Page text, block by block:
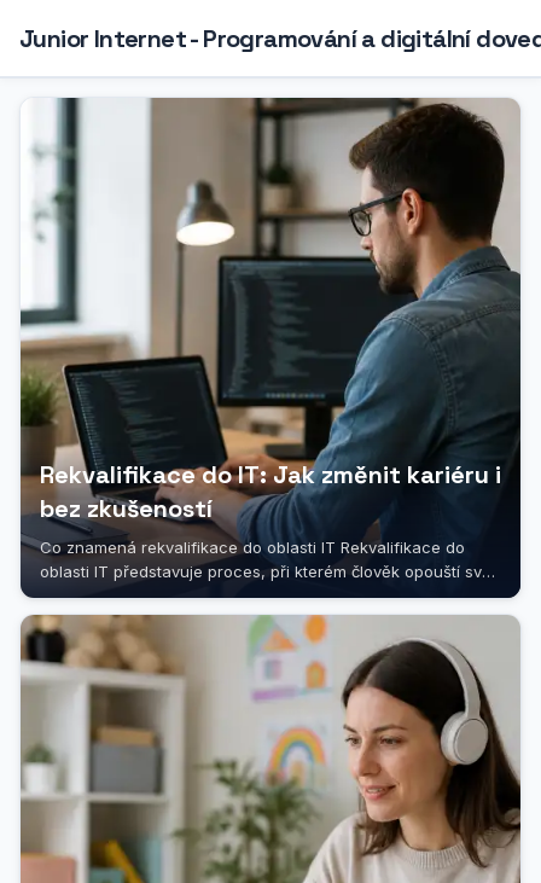
Junior Internet - Programování a digitální
Rekvalifikace do IT: Jak změnit kariéru i
bez zkušeností
Co znamená rekvalifikace do oblasti IT Rekvalifikace do
oblasti IT představuje proces, při kterém člověk opouští svůj
dosavadní profesní...